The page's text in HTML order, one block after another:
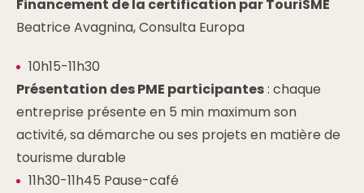
Financement de la certification par TouriSME
Beatrice Avagnina, Consulta Europa
10h15-11h30
Présentation des PME participantes: chaque
entreprise présente en 5 min maximum son
activité, sa démarche ou ses projets en matière de
tourisme durable
11h30-11h45 Pause-café